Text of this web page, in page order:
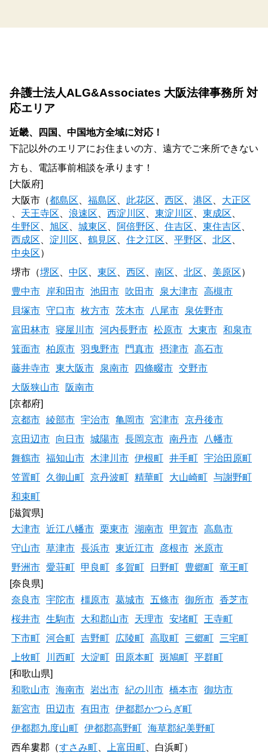
弁護士法人ALG&Associates 大阪法律事務所 対
応エリア
近畿、四国、中国地方全域に対応！
下記以外のエリアにお住まいの方、遠方でご来所できない
方も、電話事前相談を承ります！
[大阪府]
大阪市（都島区 福島区 此花区 西区 港区
大正区
天王寺区 浪速区 西淀川区 東淀川区 東成区
生野区
旭区 城東区 阿倍野区 住吉区 東住吉区
西成区
淀川区 鶴見区 住之江区 平野区 北区
中央区）
堺市（堺区 中区 東区 西区 南区 北区 美原区）
豊中市
岸和田市 池田市 吹田市 泉大津市 高槻市
貝塚市 守口市 枚方市 茨木市 八尾市
泉佐野市
富田林市 寝屋川市 河内長野市 松原市 大東市 和泉市
箕面市 柏原市 羽曳野市 門真市 摂津市 高石市
藤井寺市 東大阪市 泉南市 四條畷市 交野市
大阪狭山市
阪南市
[京都府]
京都市 綾部市 宇治市 亀岡市 宮津市 京丹後市
京田辺市
向日市 城陽市 長岡京市 南丹市
八幡市
舞鶴市 福知山市 木津川市 伊根町 井手町 宇治田原町
笠置町
久御山町 京丹波町 精華町 大山崎町 与謝野町
和束町
[滋賀県]
大津市 近江八幡市 栗東市 湖南市 甲賀市 高島市
守山市 草津市 長浜市 東近江市 彦根市 米原市
野洲市 愛荘町 甲良町 多賀町 日野町 豊郷町 竜王町
[奈良県]
奈良市 宇陀市 橿原市 葛城市 五條市 御所市 香芝市
桜井市 生駒市 大和郡山市 天理市 安堵町
王寺町
下市町 河合町 吉野町 広陵町 高取町 三郷町
三宅町
上牧町
川西町 大淀町 田原本町 斑鳩町 平群町
[和歌山県]
和歌山市 海南市 岩出市 紀の川市 橋本市 御坊市
新宮市
田辺市 有田市 伊都郡かつらぎ町
伊都郡九度山町 伊都郡高野町 海草郡紀美野町
西牟婁郡（すさみ町 上富田町 、白浜町）